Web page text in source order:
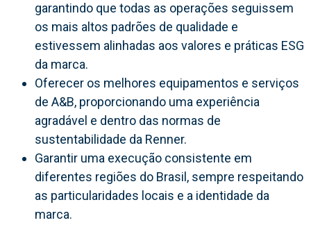
garantindo que todas as operações seguissem
os mais altos padrões de qualidade e
estivessem alinhadas aos valores e práticas ESG
da marca.
Oferecer os melhores equipamentos e serviços
de A&B, proporcionando uma experiência
agradável e dentro das normas de
sustentabilidade da Renner.
Garantir uma execução consistente em
diferentes regiões do Brasil, sempre respeitando
as particularidades locais e a identidade da
marca.